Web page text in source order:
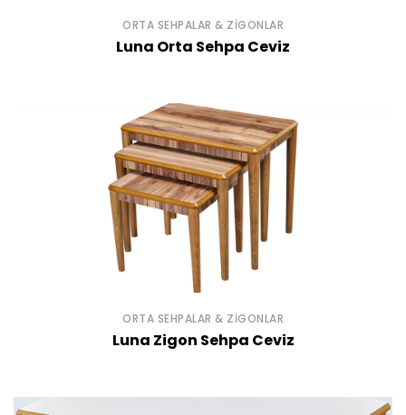
ORTA SEHPALAR & ZIGONLAR
Luna Orta Sehpa Ceviz
ORTA SEHPALAR & ZIGONLAR
Luna Zigon Sehpa Ceviz